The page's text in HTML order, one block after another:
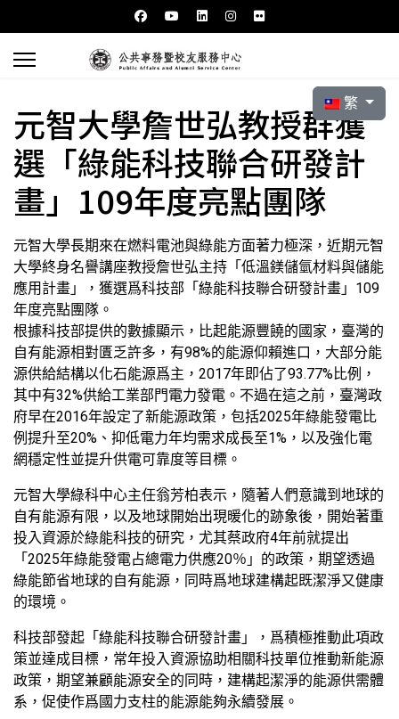
選擇你的語言
繁
元智大學詹世弘教授群獲
選「綠能科技聯合研發計
畫」109年度亮點團隊
元智大學長期來在燃料電池與綠能方面著力極深，近期元智
大學終身名譽講座教授詹世弘主持「低溫鎂儲氫材料與儲能
應用計畫」，獲選爲科技部「綠能科技聯合研發計畫」109
年度亮點團隊。
根據科技部提供的數據顯示，比起能源豐饒的國家，臺灣的
自有能源相對匱乏許多，有98%的能源仰賴進口，大部分能
源供給結構以化石能源爲主，2017年即佔了93.77%比例，
其中有32%供給工業部門電力發電。不過在這之前，臺灣政
府早在2016年設定了新能源政策，包括2025年綠能發電比
例提升至20%、抑低電力年均需求成長至1%，以及強化電
網穩定性並提升供電可靠度等目標。
元智大學綠科中心主任翁芳柏表示，隨著人們意識到地球的
自有能源有限，以及地球開始出現暖化的跡象後，開始著重
投入資源於綠能科技的研究，尤其蔡政府4年前就提出
「2025年綠能發電占總電力供應20％」的政策，期望透過
綠能節省地球的自有能源，同時爲地球建構起既潔淨又健康
的環境。
科技部發起「綠能科技聯合研發計畫」，爲積極推動此項政
策並達成目標，常年投入資源協助相關科技單位推動新能源
政策，期望兼顧能源安全的同時，建構起潔淨的能源供需體
系，促使作爲國力支柱的能源能夠永續發展。